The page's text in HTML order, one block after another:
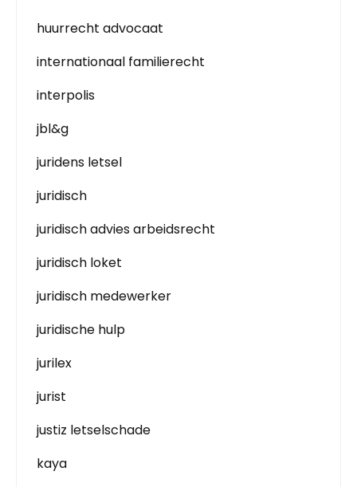
huurrecht advocaat
internationaal familierecht
interpolis
jbl&g
juridens letsel
juridisch
juridisch advies arbeidsrecht
juridisch loket
juridisch medewerker
juridische hulp
jurilex
jurist
justiz letselschade
kaya